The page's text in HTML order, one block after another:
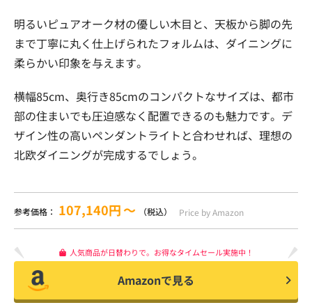
明るいピュアオーク材の優しい木目と、天板から脚の先
まで丁寧に丸く仕上げられたフォルムは、ダイニングに
柔らかい印象を与えます。
横幅85cm、奥行き85cmのコンパクトなサイズは、都市
部の住まいでも圧迫感なく配置できるのも魅力です。デ
ザイン性の高いペンダントライトと合わせれば、理想の
北欧ダイニングが完成するでしょう。
参考価格： 107,140円〜 （税込） Price by Amazon
人気商品が日替わりで。お得なタイムセール実施中！
Amazonで見る